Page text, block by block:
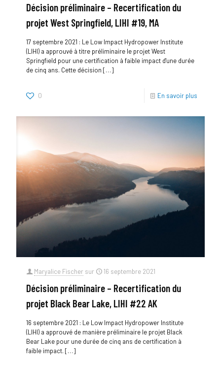
Décision préliminaire – Recertification du
projet West Springfield, LIHI #19, MA
17 septembre 2021 : Le Low Impact Hydropower Institute
(LIHI) a approuvé à titre préliminaire le projet West
Springfield pour une certification à faible impact d'une durée
de cinq ans. Cette décision […]
0 En savoir plus
Maryalice Fischer sur 16 septembre 2021
Décision préliminaire – Recertification du
projet Black Bear Lake, LIHI #22 AK
16 septembre 2021 : Le Low Impact Hydropower Institute
(LIHI) a approuvé de manière préliminaire le projet Black
Bear Lake pour une durée de cinq ans de certification à
faible impact. […]